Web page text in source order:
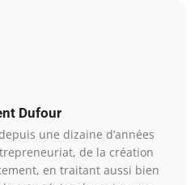
Dufour
une dizaine d’années
de la création
en traitant aussi bien